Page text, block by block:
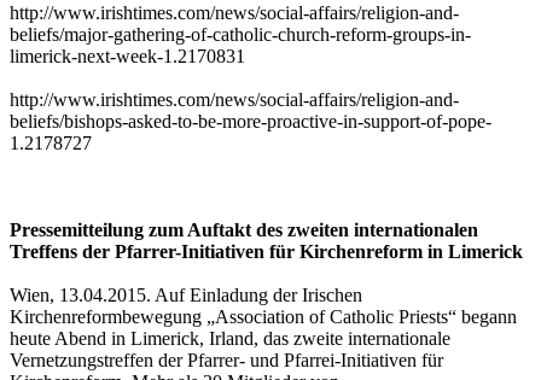
http://www.irishtimes.com/news/social-affairs/religion-and-
beliefs/major-gathering-of-catholic-church-reform-groups-in-
limerick-next-week-1.2170831
http://www.irishtimes.com/news/social-affairs/religion-and-
beliefs/bishops-asked-to-be-more-proactive-in-support-of-pope-
1.2178727
Pressemitteilung zum Auftakt des zweiten internationalen
Treffens der Pfarrer-Initiativen für Kirchenreform in Limerick
Wien, 13.04.2015. Auf Einladung der Irischen
Kirchenreformbewegung „Association of Catholic Priests“ begann
heute Abend in Limerick, Irland, das zweite internationale
Vernetzungstreffen der Pfarrer- und Pfarrei-Initiativen für